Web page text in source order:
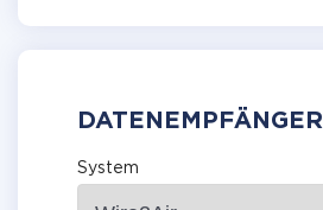
DATENEMPFÄNGER
System